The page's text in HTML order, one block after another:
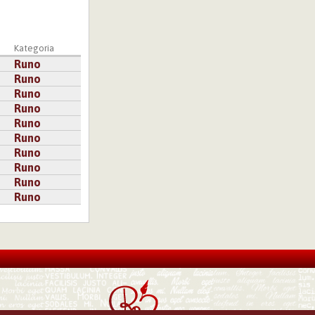
Kategoria
Runo
Runo
Runo
Runo
Runo
Runo
Runo
Runo
Runo
Runo